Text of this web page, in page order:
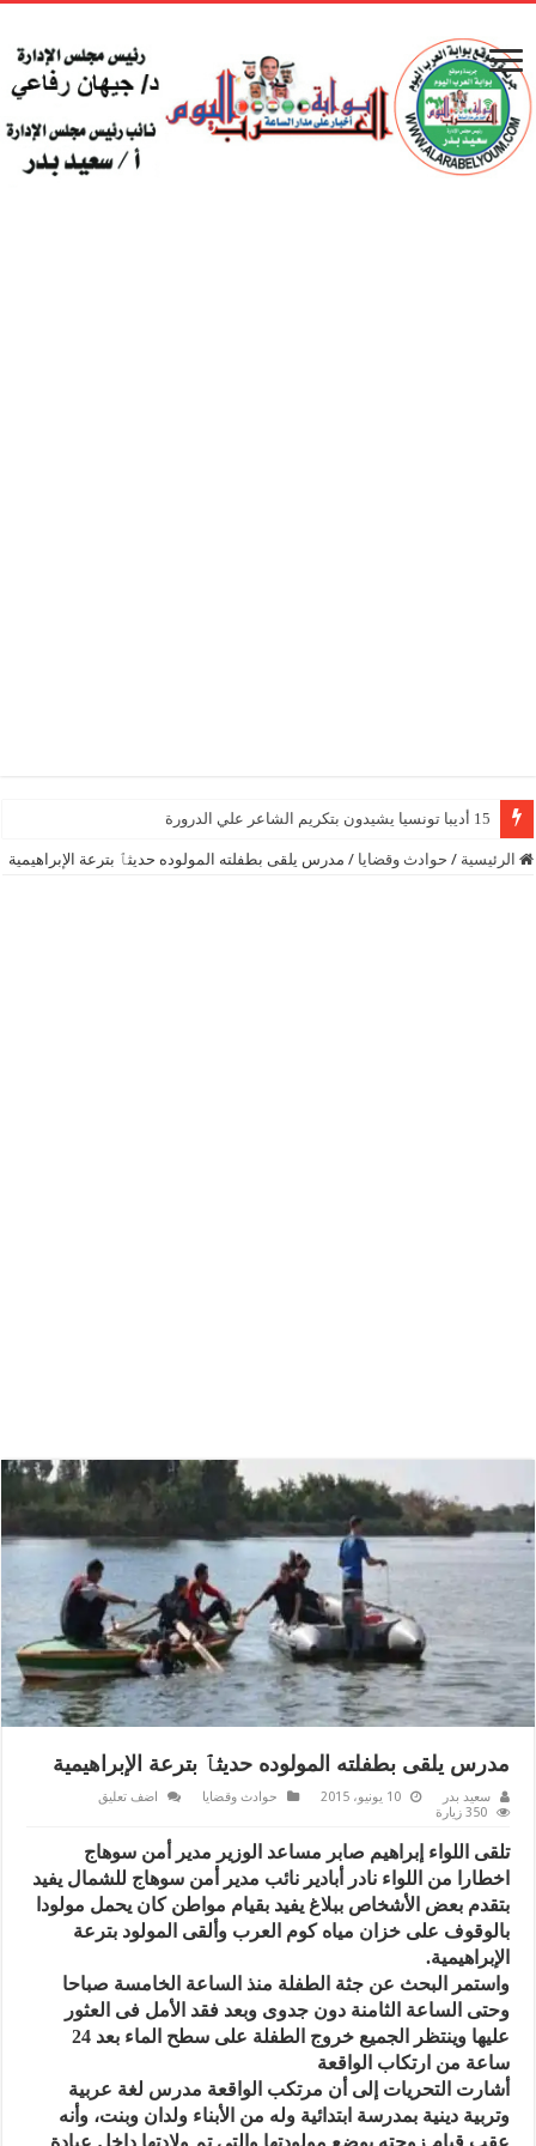
15 أديبا تونسيا يشيدون بتكريم الشاعر علي الدرورة
الرئيسية / حوادث وقضايا / مدرس يلقى بطفلته المولوده حديثٱ بترعة الإبراهيمية
مدرس يلقى بطفلته المولوده حديثٱ بترعة الإبراهيمية
سعيد بدر 10 يونيو، 2015 حوادث وقضايا
اضف تعليق
350 زيارة
تلقى اللواء إبراهيم صابر مساعد الوزير مدير أمن سوهاج
اخطارا من اللواء نادر أبادير نائب مدير أمن سوهاج للشمال يفيد
بتقدم بعض الأشخاص ببلاغ يفيد بقيام مواطن كان يحمل مولودا
بالوقوف على خزان مياه كوم العرب وألقى المولود بترعة
الإبراهيمية.
واستمر البحث عن جثة الطفلة منذ الساعة الخامسة صباحا
وحتى الساعة الثامنة دون جدوى وبعد فقد الأمل فى العثور
عليها وينتظر الجميع خروج الطفلة على سطح الماء بعد 24
ساعة من ارتكاب الواقعة
أشارت التحريات إلى أن مرتكب الواقعة مدرس لغة عربية
وتربية دينية بمدرسة ابتدائية وله من الأبناء ولدان وبنت، وأنه
عقب قيام زوجته بوضع مولودتها والتى تم ولادتها داخل عيادة